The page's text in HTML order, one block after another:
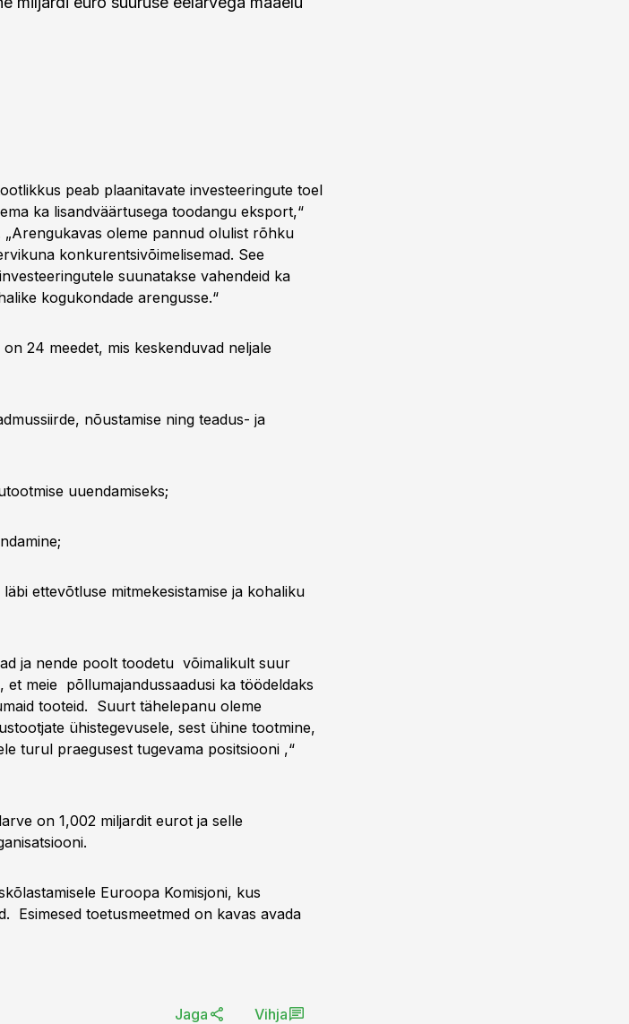
peab plaanitavate investeeringute toel
ka lisandväärtusega toodangu eksport,“
oleme pannud olulist rõhku
konkurentsivõimelisemad. See
suunatakse vahendeid ka
kogukondade arengusse.“
24 meedet, mis keskenduvad neljale
nõustamise ning teadus- ja
uuendamiseks;
ettevõtluse mitmekesistamise ja kohaliku
ja nende poolt toodetu võimalikult suur
et meie põllumajandussaadusi ka töödeldaks
tooteid. Suurt tähelepanu oleme
ühistegevusele, sest ühine tootmine,
turul praegusest tugevama positsiooni ,“
on 1,002 miljardit eurot ja selle
Euroopa Komisjoni, kus
Esimesed toetusmeetmed on kavas avada
Jaga Vihja